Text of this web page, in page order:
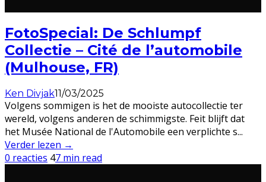
FotoSpecial: De Schlumpf
Collectie – Cité de l’automobile
(Mulhouse, FR)
Ken Divjak11/03/2025
Volgens sommigen is het de mooiste autocollectie ter
wereld, volgens anderen de schimmigste. Feit blijft dat
het Musée National de l'Automobile een verplichte s...
Verder lezen →
0 reacties 47 min read